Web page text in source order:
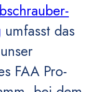
umfasst das
FAA Pro-